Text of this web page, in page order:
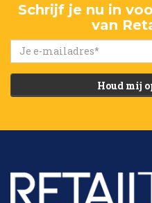
Schrijf je nu in
van
Houd mij